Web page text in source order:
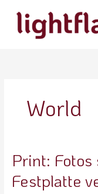
Inhalt
springen
World
Print:
Festplatte
Print:
Fotos
sollten